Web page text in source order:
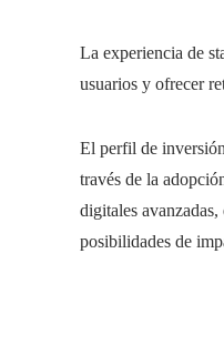
La experiencia de
usuarios y ofrecer
El perfil de
través de la
digitales
posibilidades de